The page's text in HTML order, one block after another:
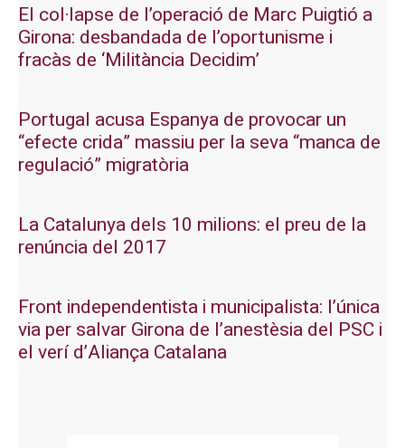
El col·lapse de l’operació de Marc Puigtió a
Girona: desbandada de l’oportunisme i
fracàs de ‘Militància Decidim’
Portugal acusa Espanya de provocar un
“efecte crida” massiu per la seva “manca de
regulació” migratòria
La Catalunya dels 10 milions: el preu de la
renúncia del 2017
Front independentista i municipalista: l’única
via per salvar Girona de l’anestèsia del PSC i
el verí d’Aliança Catalana